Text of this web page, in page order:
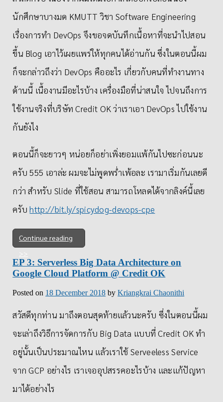
นักศึกษาบางมด KMUTT วิชา Software Engineering
เรื่องการทำ DevOps จึงขอจดบันทึกเนื้อหาที่จะนำไปสอน
ขึ้น Blog เอาไว้เผยแพร่ให้ทุกคนได้อ่านกัน ซึ่งในตอนนี้ผม
ก็จะกล่าวถึงว่า DevOps คืออะไร เกี่ยวกับคนที่ทำงานทาง
ด้านนี้ เนื้องานมีอะไรบ้าง เครื่องมือที่น่าสนใจ ไปจนถึงการ
ใช้งานจริงที่บริษัท Credit OK ว่าเราเอา DevOps ไปใช้งาน
กันยังไง
ตอนนี้ก็จะยาวๆ หน่อยก็อย่าเพิ่งยอมแพ้กันไปซะก่อนนะ
ครับ 555 เอาล่ะ ผมจะไม่พูดพร่ำเพ้อละ เรามาเริ่มกันเลยดี
กว่า สำหรับ Slide ที่ใช้สอน สามารถโหลดได้จากลิงค์นี้เลย
ครับhttp://bit.ly/spicydog-devops-cpe
Continue reading
EP 3: Serverless Big Data Architecture on
Google Cloud Platform @ Credit OK
Posted on 18 December 2018 byKriangkrai Chaonithi
สวัสดีทุกท่าน มาถึงตอนสุดท้ายแล้วนะครับ ซึ่งในตอนนี้ผม
จะเล่าถึงวิธีการจัดการกับ Big Data แบบที่ Credit OK ทำ
อยู่นั้นเป็นประมาณไหน แล้วเราใช้ Serveeless Service
จาก GCP อย่างไร เราเจออุปสรรคอะไรบ้าง และแก้ปัญหา
มาได้อย่างไร